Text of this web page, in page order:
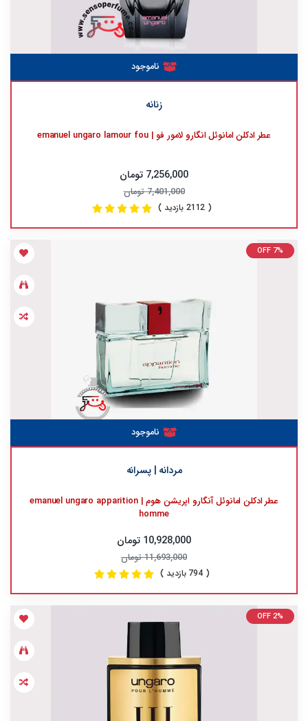
ناموجود
زنانه
عطر ادکلن امانوئل انگارو لامور فو | emanuel ungaro lamour fou
7,256,000 تومان
7,401,000 تومان
( 2112 بازدید )
OFF 7%
ناموجود
مردانه | پسرانه
عطر ادکلن امانوئل آنگارو اپریشن هوم | emanuel ungaro apparition
homme
10,928,000 تومان
11,693,000 تومان
( 794 بازدید )
OFF 2%